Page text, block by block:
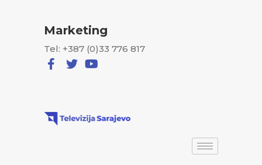
Marketing
Tel: +387 (0)33 776 817